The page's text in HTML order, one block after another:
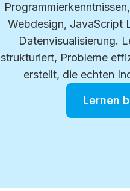
Webdesign, JavaScript
Datenvisualisierung.
strukturiert, Probleme
erstellt, die echten
Lernen